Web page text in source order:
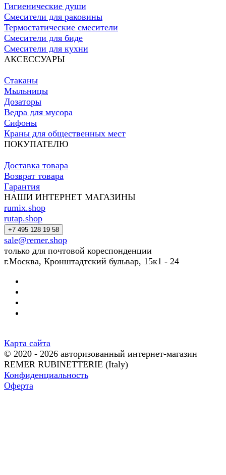
Гигиенические души
Смесители для раковины
Термостатические смесители
Смесители для биде
Смесители для кухни
АКСЕССУАРЫ
Стаканы
Мыльницы
Дозаторы
Ведра для мусора
Сифоны
Краны для общественных мест
ПОКУПАТЕЛЮ
Доставка товара
Возврат товара
Гарантия
НАШИ ИНТЕРНЕТ МАГАЗИНЫ
rumix.shop
rutap.shop
+7 495 128 19 58
sale@remer.shop
только для почтовой кореспонденции
г.Москва, Кронштадтский бульвар, 15к1 - 24
Карта сайта
© 2020 - 2026 авторизованный интернет-магазин
REMER RUBINETTERIE (Italy)
Конфиденциальность
Оферта